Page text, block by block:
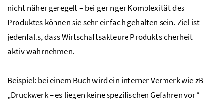
nicht näher geregelt – bei geringer Komplexität des
Produktes können sie sehr einfach gehalten sein. Ziel ist
jedenfalls, dass Wirtschaftsakteure Produktsicherheit
aktiv wahrnehmen.
Beispiel: bei einem Buch wird ein interner Vermerk wie zB
„Druckwerk – es liegen keine spezifischen Gefahren vor“